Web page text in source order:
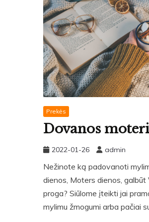
Prekės
Dovanos
2022-01-26 admin
Nežinote ką padovanoti
dienos, Moters dienos, galbūt
proga? Siūlome įteikti jai
mylimu žmogumi arba pačiai